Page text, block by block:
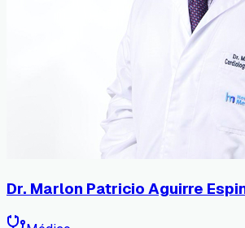
Dr. Marlon Patricio Aguirre